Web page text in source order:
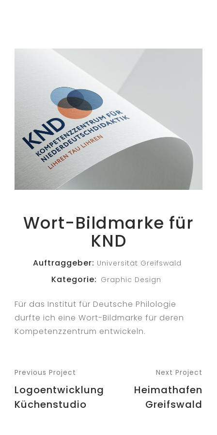
Wort-Bildmarke für
KND
Auftraggeber: Universität Greifswald
Kategorie: Graphic Design
Für das Institut für Deutsche Philologie
durfte ich eine Wort-Bildmarke für deren
Kompetenzzentrum entwickeln.
Previous Project
Logoentwicklung
Küchenstudio
Next Project
Heimathafen
Greifswald